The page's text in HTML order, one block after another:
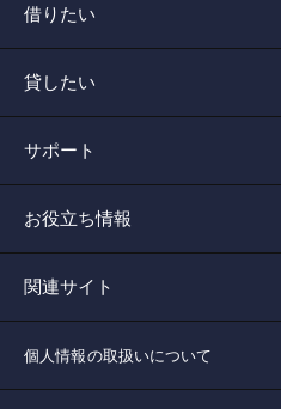
借りたい
貸したい
サポート
お役立ち情報
関連サイト
個人情報の取扱いについて